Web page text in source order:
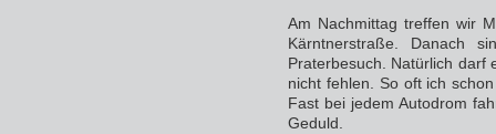
Am Nachmittag treffen wir
Kärntnerstraße. Danach
Praterbesuch. Natürlich darf
nicht fehlen. So oft ich
Fast bei jedem Autodrom
Geduld.